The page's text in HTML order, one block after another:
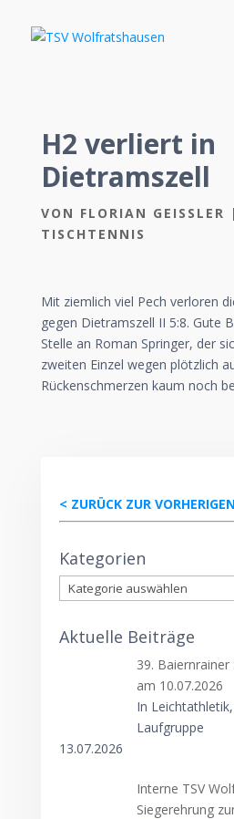
H2 verliert in
Dietramszell
VON FLORIAN GEISSLER
TISCHTENNIS
Mit ziemlich viel Pech verloren
gegen Dietramszell II 5:8. Gute
Stelle an Roman Springer, der
zweiten Einzel wegen plötzlich
Rückenschmerzen kaum noch
< ZURÜCK ZUR
Kategorien
Kategorien
Aktuelle Beiträge
39.
am 10.07.2026
In
Laufgruppe
13.07.2026
Interne TSV
Siegerehrung